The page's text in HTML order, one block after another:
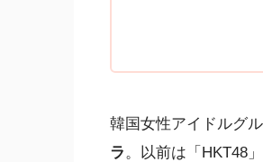
韓国女性アイドルグ
ラ。以前は「HKT48